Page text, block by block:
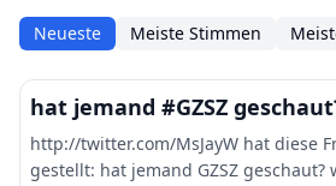
Neueste Meiste Stimmen
hat jemand #GZSZ
http://twitter.com/MsJayW hat diese
gestellt: hat jemand GZSZ geschaut?